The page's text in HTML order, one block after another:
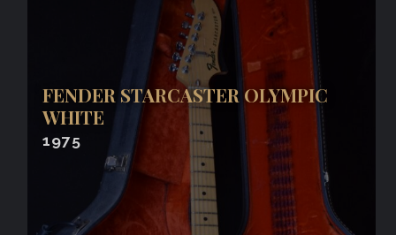
FENDER STARCASTER OLYMPIC
WHITE
1975